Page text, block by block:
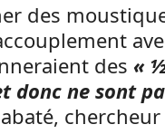
des
des «
donc ne sont